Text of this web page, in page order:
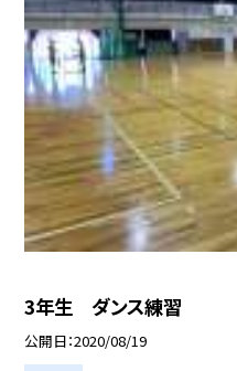
3年生 ダンス練習
公開日 2020/08/19